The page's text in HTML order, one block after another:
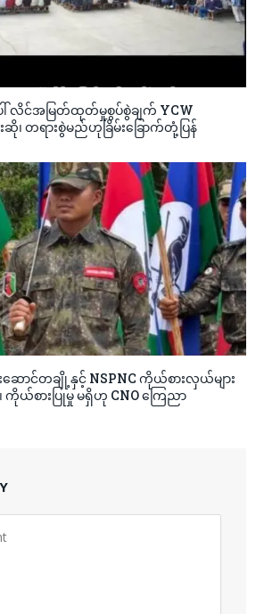
ါ် လိင်အမြတ်ထုတ်မှုစွပ်စွဲချက် YCW
ဆို၊ တရားစွဲမည်ဟုခြိမ်းခြောက်တုံ့ပြန်
းဆောင်တချို့နှင့် NSPNC ကိုယ်စားလှယ်များ
ယ်စားပြုမှု မရှိဟု CNO ကြေညာ